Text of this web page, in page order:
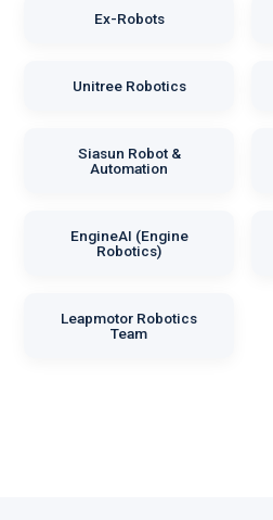
Ex-Robots
Unitree Robotics
Siasun Robot &
Automation
EngineAI (Engine
Robotics)
Leapmotor Robotics
Team